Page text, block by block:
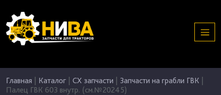
Главная Каталог СХ запчасти Запчасти на грабли ГВК
Палец ГВК 603 внутр. (см.№20245)